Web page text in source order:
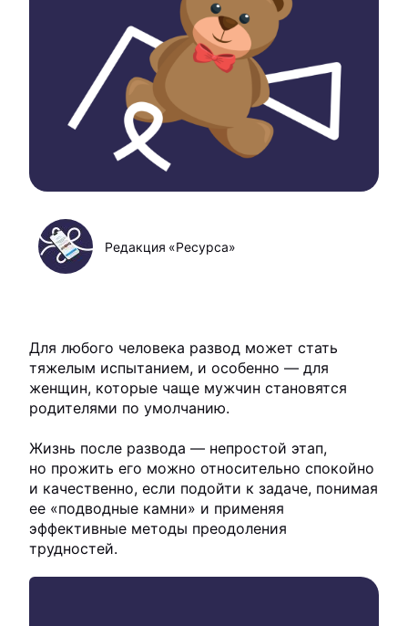
Редакция «Ресурса»
Для любого человека развод может стать
тяжелым испытанием, и особенно — для
женщин, которые чаще мужчин становятся
родителями по умолчанию.
Жизнь после развода — непростой этап,
но прожить его можно относительно спокойно
и качественно, если подойти к задаче, понимая
ее «подводные камни» и применяя
эффективные методы преодоления
трудностей.